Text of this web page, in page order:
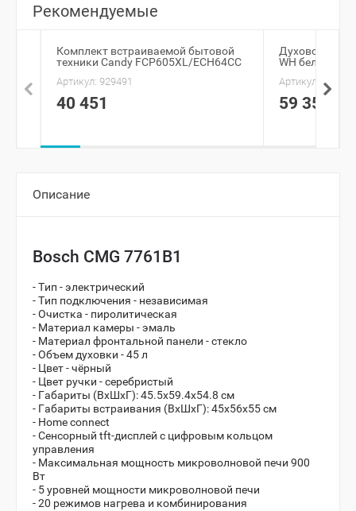
Рекомендуемые
Комплект встраиваемой бытовой
техники Candy FCP605XL/ECH64CC
Артикул: 929491
40 451
Духовой шкаф
WH белый
Артикул: 861288
59 350
Описание
Bosch CMG 7761B1
- Тип - электрический
- Тип подключения - независимая
- Очистка - пиролитическая
- Материал камеры - эмаль
- Материал фронтальной панели - стекло
- Объем духовки - 45 л
- Цвет - чёрный
- Цвет ручки - серебристый
- Габариты (ВхШхГ): 45.5х59.4х54.8 см
- Габариты встраивания (ВхШхГ): 45х56х55 см
- Home connect
- Сенсорный tft-дисплей с цифровым кольцом
управления
- Максимальная мощность микроволновой печи 900
Вт
- 5 уровней мощности микроволновой печи
- 20 режимов нагрева и комбинирования